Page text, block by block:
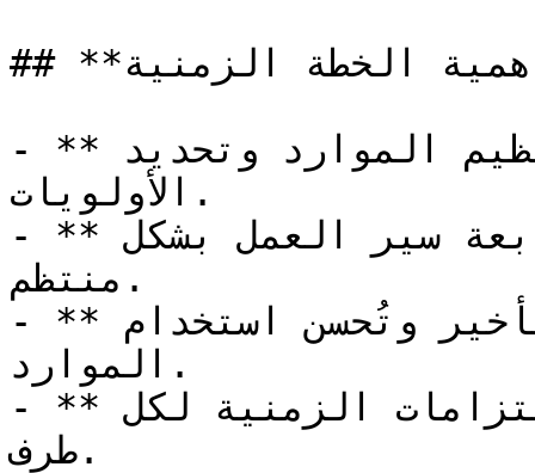
## **أهمية الخطة الزمنية**
- **إدارة الوقت**: تُساعد في تنظيم الموارد وتحديد
الأولويات.
- **مراقبة التقدم**: تُتيح متابعة سير العمل بشكل
منتظم.
- **تحقيق الكفاءة**: تُقلل من التأخير وتُحسن استخدام
الموارد.
- **تقليل النزاعات**: تُوضح الالتزامات الزمنية لكل
طرف.